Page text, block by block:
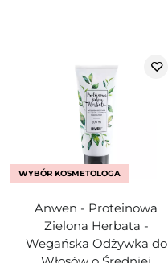
WYBÓR KOSMETOLOGA
Anwen - Proteinowa
Zielona Herbata -
Wegańska Odżywka do